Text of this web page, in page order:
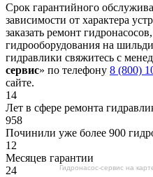
Срок гарантийного
зависимости от характера
заказать ремонт
гидрооборудования на
гидравлики свяжитесь с
сервис» по телефону 8 (800)
сайте.
14
Лет в сфере ремонта
958
Починили уже более 900
12
Месяцев гарантии
24
Гидронасос-сервис на